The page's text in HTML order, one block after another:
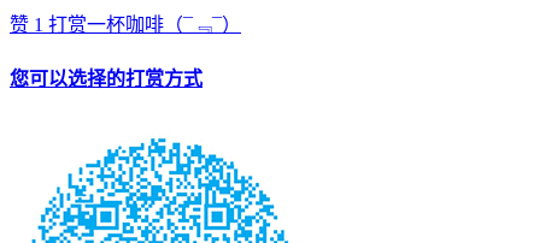
赞 1 打赏一杯咖啡 （¯﹃¯）
您可以选择的打赏方式